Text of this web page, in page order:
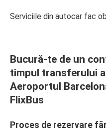
Serviciile din autocar fac
Bucură-te de un
timpul transferului
Aeroportul
FlixBus
Proces de rezervare